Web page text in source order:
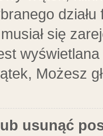
się
Możesz
usunąć